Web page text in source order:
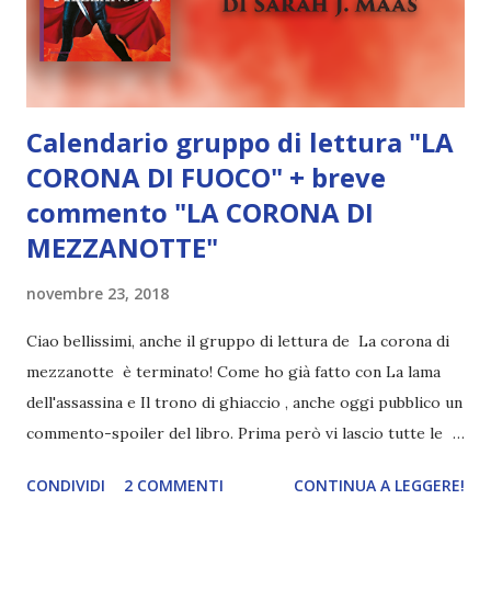
gusto. Prova con il cimitero dove vivono degli zombi che si
cibano di tutti coloro che profanano le tombe. "E poi lo
vide. L'uomo in piedi dietro l...
Calendario gruppo di lettura "LA
CORONA DI FUOCO" + breve
commento "LA CORONA DI
MEZZANOTTE"
novembre 23, 2018
Ciao bellissimi, anche il gruppo di lettura de La corona di
mezzanotte è terminato! Come ho già fatto con La lama
dell'assassina e Il trono di ghiaccio , anche oggi pubblico un
commento-spoiler del libro. Prima però vi lascio tutte le
qualche annetto fa): capitoli 1-5 ● 6-14 ● 15-22 ● 23-36
CONDIVIDI 2 COMMENTI CONTINUA A LEGGERE!